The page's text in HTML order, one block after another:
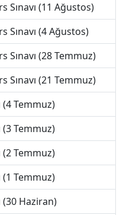
Sınavı (11 Ağustos)
Sınavı (4 Ağustos)
Sınavı (28 Temmuz)
Sınavı (21 Temmuz)
(4 Temmuz)
(3 Temmuz)
(2 Temmuz)
(1 Temmuz)
(30 Haziran)